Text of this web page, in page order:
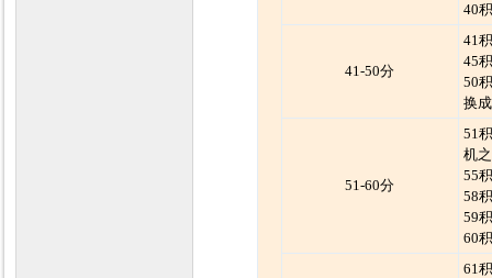
40
41-50分
41
45
50
换
51-60分
51
机
55
58
59
60
61